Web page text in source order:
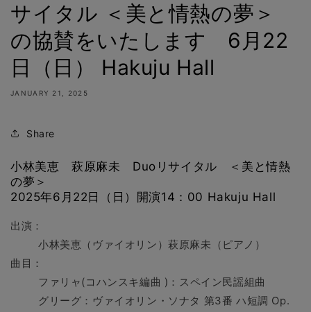
サイタル ＜美と情熱の夢＞
の協賛をいたします 6月22
日（日） Hakuju Hall
JANUARY 21, 2025
Share
小林美恵 萩原麻未 Duoリサイタル ＜美と情熱
の夢＞
2025年6月22日（日）開演14：00 Hakuju Hall
出演：
小林美恵（ヴァイオリン）萩原麻未（ピアノ）
曲目：
ファリャ(コハンスキ編曲 )：スペイン民謡組曲
グリーグ：ヴァイオリン・ソナタ 第3番 ハ短調 Op.